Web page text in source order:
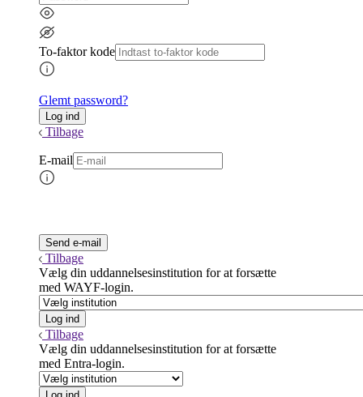
To-faktor kode
Glemt password?
Tilbage
E-mail
Tilbage
Vælg din uddannelsesinstitution for at forsætte
med WAYF-login.
Tilbage
Vælg din uddannelsesinstitution for at forsætte
med Entra-login.